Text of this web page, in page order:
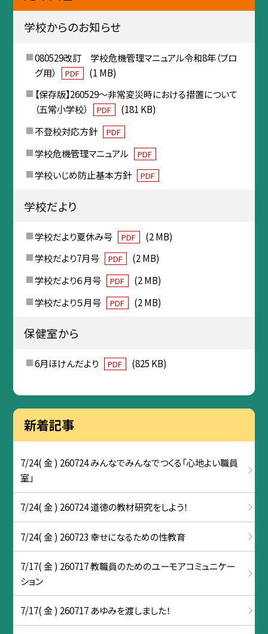
学校からのお知らせ
080529改訂 学校危機管理マニュアル令和8年（ブロ
グ用）
PDF
(1 MB)
【保存版】260529〜非常変災時における措置について
（五常小学校）
PDF
(181 KB)
不登校対応方針
PDF
学校危機管理マニュアル PDF
学校いじめ防止基本方針 PDF
学校だより
学校だより夏休み号 PDF
(2 MB)
学校だより7月号
PDF
(2 MB)
学校だより６月号
PDF
(2 MB)
学校だより５月号
PDF (2 MB)
保健室から
6月ほけんだより PDF (825 KB)
新着記事
7/24( 金 ) 260724 みんなでみんなでつくる「心地よい職員
室」
7/24( 金 ) 260724 道徳の教材研究をしよう！
7/24( 金 ) 260723 幸せになるための性教育
7/17( 金 ) 260717 教職員のためのユーモアコミュニケー
ション
7/17( 金 ) 260717 あゆみを渡しました！